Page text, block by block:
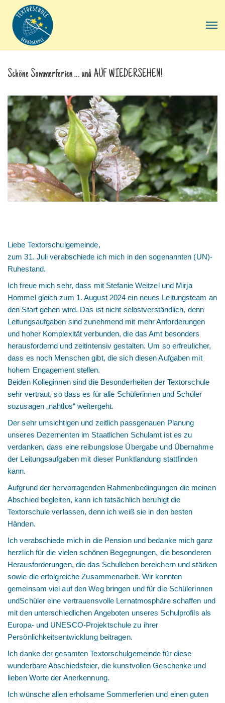
Schöne Sommerferien … und AUF WIEDERSEHEN!
Liebe Textorschulgemeinde,
zum 31. Juli verabschiede ich mich in den sogenannten (UN)-
Ruhestand.
Ich freue mich sehr, dass mit Stefanie Weitzel und Mirja
Hommel gleich zum 1. August 2024 ein neues Leitungsteam an
den Start gehen wird. Das ist nicht selbstverständlich, denn
Leitungsaufgaben sind zunehmend mit mehr Anforderungen
und hoher Komplexität verbunden, die das Amt besonders
herausfordernd und zeitintensiv gestalten. Um so erfreulicher,
dass es noch Menschen gibt, die sich diesen Aufgaben mit
hohem Engagement stellen.
Beiden Kolleginnen sind die Besonderheiten der Textorschule
sehr vertraut, so dass es für alle Schülerinnen und Schüler
sozusagen „nahtlos“ weitergeht.
Der sehr umsichtigen und zeitlich passgenauen Planung
unseres Dezernenten im Staatlichen Schulamt ist es zu
verdanken, dass eine reibungslose Übergabe und Übernahme
der Leitungsaufgaben mit dieser Punktlandung stattfinden
kann.
Aufgrund der hervorragenden Rahmenbedingungen die meinen
Abschied begleiten, kann ich tatsächlich beruhigt die
Textorschule verlassen, denn ich weiß sie in den besten
Händen.
Ich verabschiede mich in die Pension und bedanke mich ganz
herzlich für die vielen schönen Begegnungen, die besonderen
Herausforderungen, die das Schulleben bereichern und stärken
sowie die erfolgreiche Zusammenarbeit. Wir konnten
gemeinsam viel auf den Weg bringen und für die Schülerinnen
undSchüler eine vertrauensvolle Lernatmosphäre schaffen und
mit den unterschiedlichen Angeboten unseres Schulprofils als
Europa- und UNESCO-Projektschule zu ihrer
Persönlichkeitsentwicklung beitragen.
Ich danke der gesamten Textorschulgemeinde für diese
wunderbare Abschiedsfeier, die kunstvollen Geschenke und
lieben Worte der Anerkennung.
Ich wünsche allen erholsame Sommerferien und einen guten